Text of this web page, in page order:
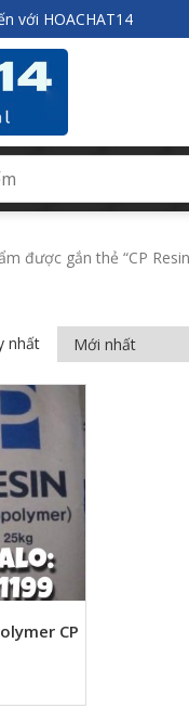
với HOACHAT14
được gắn thẻ “CP
nhất
CP